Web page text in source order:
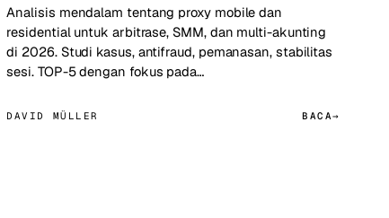
Analisis mendalam tentang proxy mobile dan
residential untuk arbitrase, SMM, dan multi-akunting
di 2026. Studi kasus, antifraud, pemanasan, stabilitas
sesi. TOP-5 dengan fokus pada…
DAVID MÜLLER BACA